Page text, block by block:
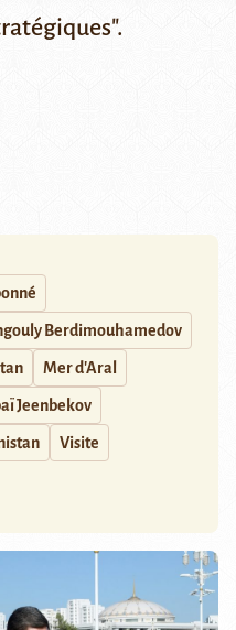
Berdimouhamedov
Mer d'Aral
Jeenbekov
Visite